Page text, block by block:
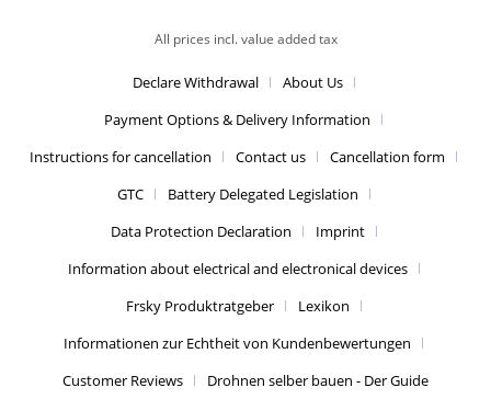
All prices incl. value added tax
Declare Withdrawal
About Us
Payment Options & Delivery Information
Instructions for cancellation
Contact us
Cancellation form
GTC
Battery Delegated Legislation
Data Protection Declaration
Imprint
Information about electrical and electronical devices
Frsky Produktratgeber
Lexikon
Informationen zur Echtheit von Kundenbewertungen
Customer Reviews
Drohnen selber bauen - Der Guide